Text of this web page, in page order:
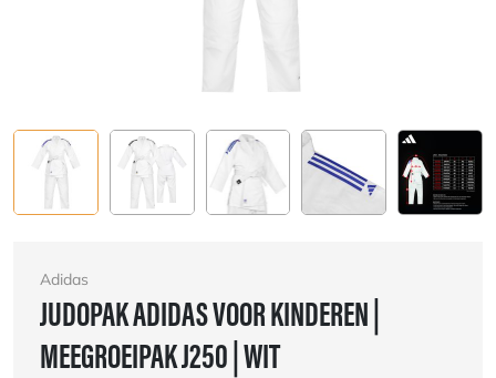
Adidas
JUDOPAK ADIDAS VOOR KINDEREN |
MEEGROEIPAK J250 | WIT